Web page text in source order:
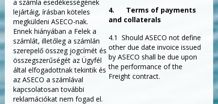
a számla esedékességének
lejártáig, írásban köteles
megküldeni ASECO-nak.
Ennek hiányában a Felek a
számlát, illetőleg a számlán
szerepelő összeg jogcímét és
összegszerűségét az Ügyfél
által elfogadottnak tekintik és
az ASECO a számlával
kapcsolatosan további
reklamációkat nem fogad el.
4. Terms of payments
and collaterals
4.1 Should ASECO not define
other due date invoice issued
by ASECO shall be due upon
the performance of the
Freight contract.